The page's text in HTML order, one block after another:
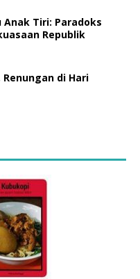
Anak Tiri: Paradoks
Republik
di Hari